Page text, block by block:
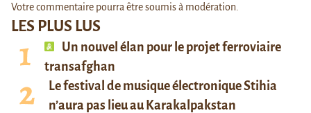
LES PLUS LUS
Un nouvel élan pour le projet ferroviaire
transafghan
Le festival de musique électronique Stihia
n’aura pas lieu au Karakalpakstan
Votre commentaire pourra être soumis à modération.